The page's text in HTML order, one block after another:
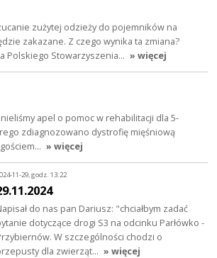
zużytej odzieży do pojemników na
zakazane. Z czego wynika ta zmiana?
Polskiego Stowarzyszenia… » więcej
apel o pomoc w rehabilitacji dla 5-
zdiagnozowano dystrofię mięśniową
» więcej
11-29, godz. 13:22
do nas pan Dariusz: "chciałbym zadać
dotyczące drogi S3 na odcinku Parłówko -
W szczególności chodzi o
dla zwierząt… » więcej